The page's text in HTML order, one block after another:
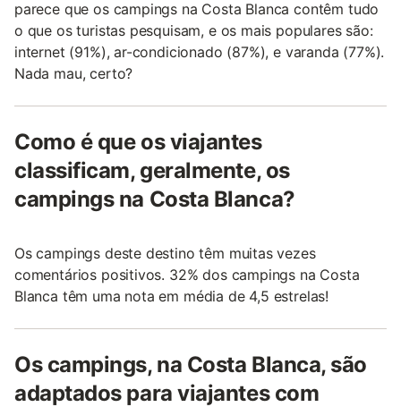
parece que os campings na Costa Blanca contêm tudo
o que os turistas pesquisam, e os mais populares são:
internet (91%), ar-condicionado (87%), e varanda (77%).
Nada mau, certo?
Como é que os viajantes
classificam, geralmente, os
campings na Costa Blanca?
Os campings deste destino têm muitas vezes
comentários positivos. 32% dos campings na Costa
Blanca têm uma nota em média de 4,5 estrelas!
Os campings, na Costa Blanca, são
adaptados para viajantes com